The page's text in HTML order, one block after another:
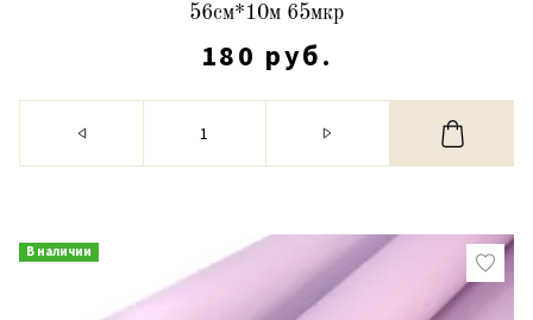
56см*10м 65мкр
180 руб.
В наличии